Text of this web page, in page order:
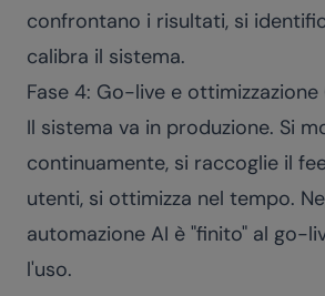
confrontano i risultati, si
calibra il sistema.
Fase 4: Go-live e ottimizzazione
Il sistema va in produzione. Si
continuamente, si raccoglie il
utenti, si ottimizza nel tempo.
automazione AI è "finito" al go-
l'uso.